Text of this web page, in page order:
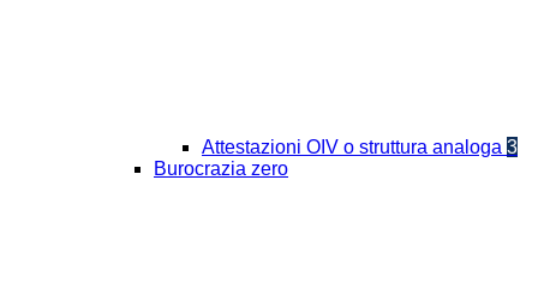
Attestazioni OIV o struttura analoga 3
Burocrazia zero